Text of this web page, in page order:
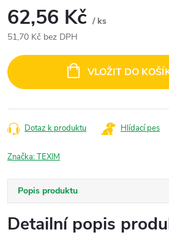
62,56 Kč / ks
51,70 Kč bez DPH
cena:
VLOŽIT DO
Dotaz k produktu Hlídací pes
Značka:TEXIM
Popis produktu
Detailní popis